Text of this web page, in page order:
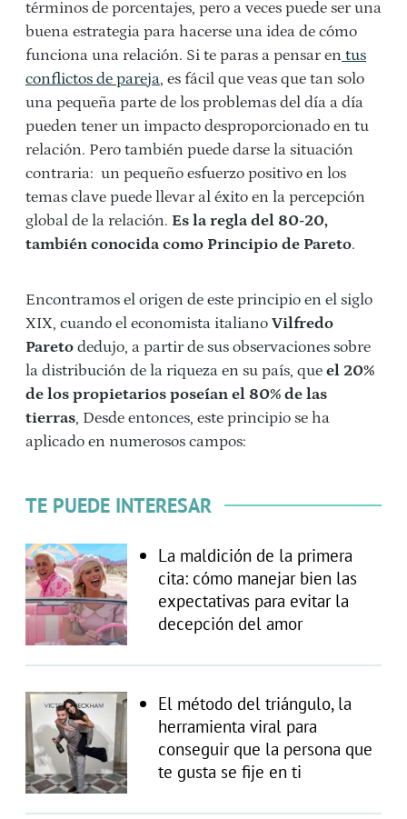
términos de porcentajes, pero a veces puede ser una
buena estrategia para hacerse una idea de cómo
funciona una relación. Si te paras a pensar en tus
conflictos de pareja, es fácil que veas que tan solo
una pequeña parte de los problemas del día a día
pueden tener un impacto desproporcionado en tu
relación. Pero también puede darse la situación
contraria: un pequeño esfuerzo positivo en los
temas clave puede llevar al éxito en la percepción
global de la relación. Es la regla del 80-20,
también conocida como Principio de Pareto.
Encontramos el origen de este principio en el siglo
XIX, cuando el economista italiano Vilfredo
Pareto dedujo, a partir de sus observaciones sobre
la distribución de la riqueza en su país, que el 20%
de los propietarios poseían el 80% de las
tierras, Desde entonces, este principio se ha
aplicado en numerosos campos:
TE PUEDE INTERESAR
La maldición de la primera
cita: cómo manejar bien las
expectativas para evitar la
decepción del amor
El método del triángulo, la
herramienta viral para
conseguir que la persona que
te gusta se fije en ti